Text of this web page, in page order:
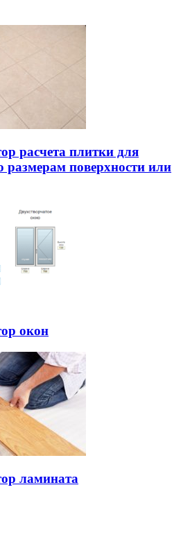
расчета плитки для
размерам поверхности или
окон
ламината